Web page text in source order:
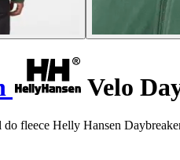
Velo
fleece Helly Hansen